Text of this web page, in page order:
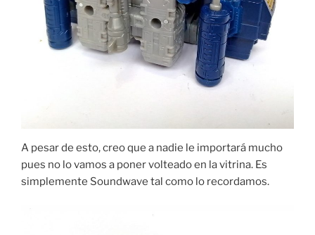
A pesar de esto, creo que a nadie le importará mucho
pues no lo vamos a poner volteado en la vitrina. Es
simplemente Soundwave tal como lo recordamos.